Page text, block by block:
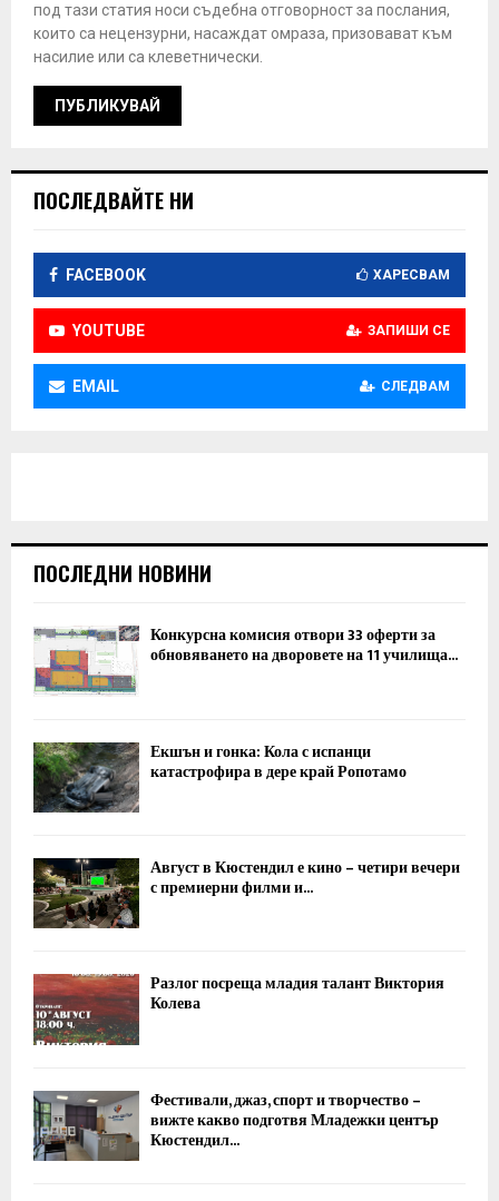
под тази статия носи съдебна отговорност за послания,
които са нецензурни, насаждат омраза, призовават към
насилие или са клеветнически.
ПОСЛЕДВАЙТЕ НИ
FACEBOOK ХАРЕСВАМ
YOUTUBE ЗАПИШИ СЕ
EMAIL СЛЕДВАМ
ПОСЛЕДНИ НОВИНИ
Конкурсна комисия отвори 33 оферти за
обновяването на дворовете на 11 училища...
Екшън и гонка: Кола с испанци
катастрофира в дере край Ропотамо
Август в Кюстендил е кино – четири вечери
с премиерни филми и...
Разлог посреща младия талант Виктория
Колева
Фестивали, джаз, спорт и творчество –
вижте какво подготвя Младежки център
Кюстендил...